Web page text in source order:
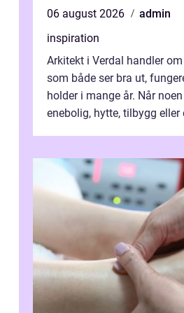
06 august 2026
admin
inspiration
Arkitekt i Verdal handler
som både ser bra ut,
holder i mange år. Når
enebolig, hytte, tilbygg